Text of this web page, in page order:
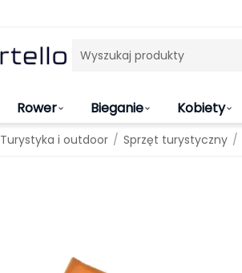
Rower Bieganie Kobiety
Turystyka i outdoor / Sprzęt turystyczny /